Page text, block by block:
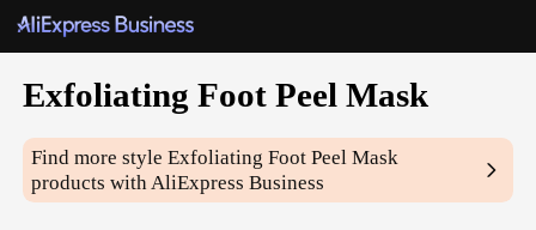
Exfoliating Foot Peel Mask
Find more styleExfoliating Foot Peel Mask
products with AliExpress Business